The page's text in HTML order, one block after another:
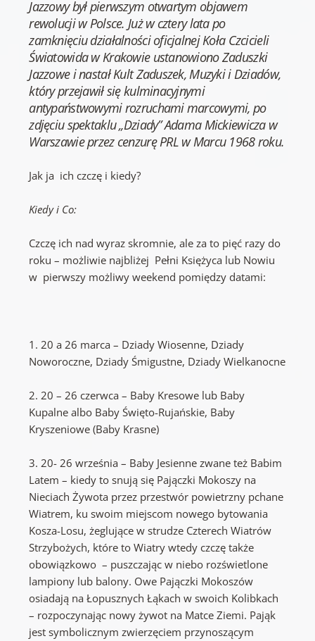
Jazzowy był pierwszym otwartym objawem
rewolucji w Polsce. Już w cztery lata po
zamknięciu działalności oficjalnej Koła Czcicieli
Światowida w Krakowie ustanowiono Zaduszki
Jazzowe i nastał Kult Zaduszek, Muzyki i Dziadów,
który przejawił się kulminacyjnymi
antypaństwowymi rozruchami marcowymi, po
zdjęciu spektaklu „Dziady” Adama Mickiewicza w
Warszawie przez cenzurę PRL w Marcu 1968 roku.
Jak ja ich czczę i kiedy?
Kiedy i Co:
Czczę ich nad wyraz skromnie, ale za to pięć razy do
roku – możliwie najbliżej Pełni Księżyca lub Nowiu
w pierwszy możliwy weekend pomiędzy datami:
1. 20 a 26 marca – Dziady Wiosenne, Dziady
Noworoczne, Dziady Śmigustne, Dziady Wielkanocne
2. 20 – 26 czerwca – Baby Kresowe lub Baby
Kupalne albo Baby Święto-Rujańskie, Baby
Kryszeniowe (Baby Krasne)
3. 20- 26 września – Baby Jesienne zwane też Babim
Latem – kiedy to snują się Pajączki Mokoszy na
Nieciach Żywota przez przestwór powietrzny pchane
Wiatrem, ku swoim miejscom nowego bytowania
Kosza-Losu, żeglujące w strudze Czterech Wiatrów
Strzybożych, które to Wiatry wtedy czczę także
obowiązkowo – puszczając w niebo rozświetlone
lampiony lub balony. Owe Pajączki Mokoszów
osiadają na Łopusznych Łąkach w swoich Kolibkach
– rozpoczynając nowy żywot na Matce Ziemi. Pająk
jest symbolicznym zwierzęciem przynoszącym